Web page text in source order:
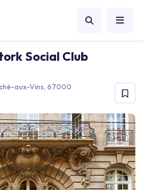
Social Club
aux-Vins, 67000